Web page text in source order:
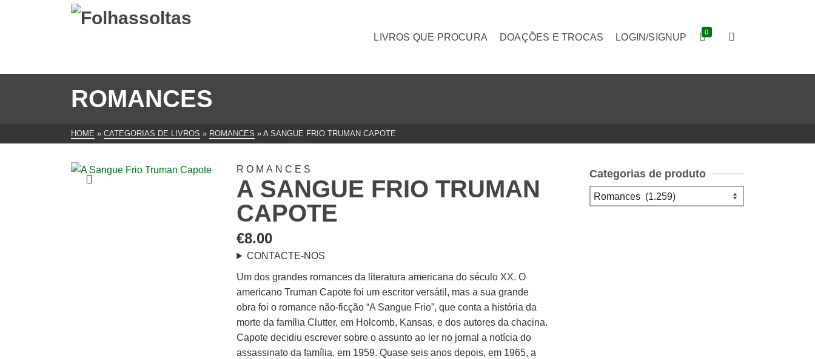
LIVROS QUE PROCURA DOAÇÕES E TROCAS LOGIN/SIGNUP 0
ROMANCES
HOME » CATEGORIAS DE LIVROS » ROMANCES » A SANGUE FRIO TRUMAN CAPOTE
ROMANCES
A SANGUE FRIO TRUMAN
CAPOTE
€8.00
CONTACTE-NOS
Um dos grandes romances da literatura americana do século XX. O
americano Truman Capote foi um escritor versátil, mas a sua grande
obra foi o romance não-ficção “A Sangue Frio”, que conta a história da
morte da família Clutter, em Holcomb, Kansas, e dos autores da chacina.
Capote decidiu escrever sobre o assunto ao ler no jornal a notícia do
assassinato da família, em 1959. Quase seis anos depois, em 1965, a
Categorias de produto